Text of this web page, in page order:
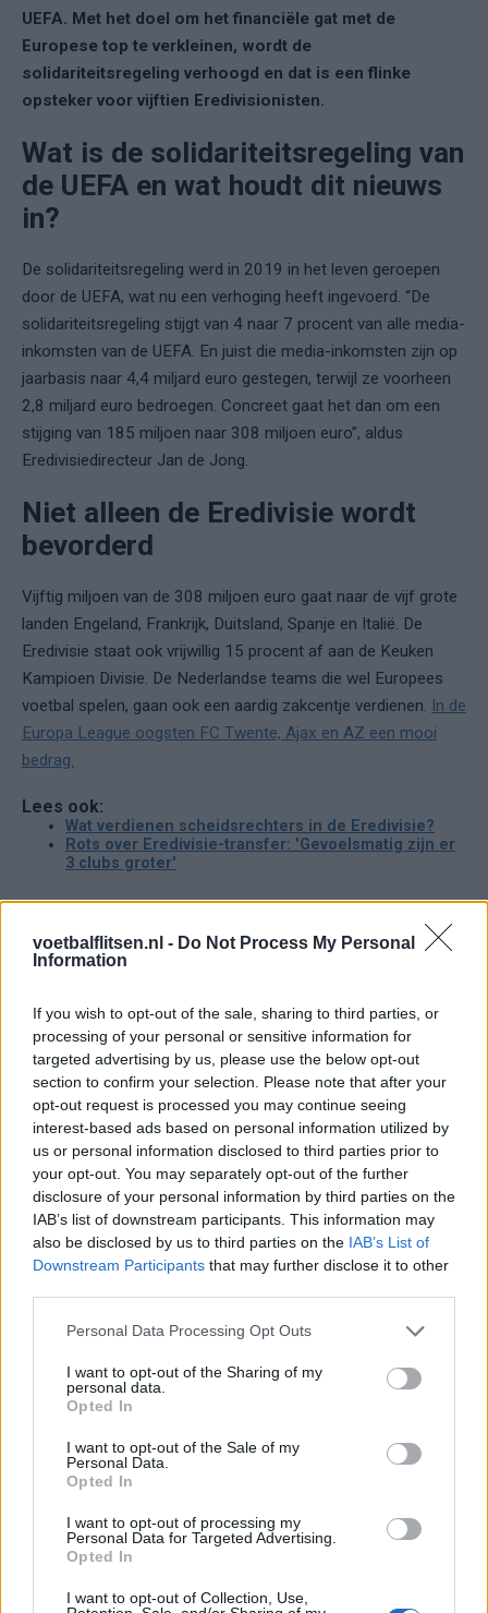
voetbalflitsen.nl - Do Not Process My Personal
Information
If you wish to opt-out of the sale, sharing to third parties, or
processing of your personal or sensitive information for
targeted advertising by us, please use the below opt-out
section to confirm your selection. Please note that after your
opt-out request is processed you may continue seeing
interest-based ads based on personal information utilized by
us or personal information disclosed to third parties prior to
your opt-out. You may separately opt-out of the further
disclosure of your personal information by third parties on the
IAB’s list of downstream participants. This information may
also be disclosed by us to third parties on the IAB’s List of
Downstream Participants that may further disclose it to other
Personal Data Processing Opt Outs
I want to opt-out of the Sharing of my
personal data.
Opted In
I want to opt-out of the Sale of my
Personal Data.
Opted In
I want to opt-out of processing my
Personal Data for Targeted Advertising.
Opted In
I want to opt-out of Collection, Use,
UEFA. Met het doel om het financiële gat met de
Europese top te verkleinen, wordt de
solidariteitsregeling verhoogd en dat is een flinke
opsteker voor vijftien Eredivisionisten.
Wat is de solidariteitsregeling van
de UEFA en wat houdt dit nieuws
in?
De solidariteitsregeling werd in 2019 in het leven geroepen
door de UEFA, wat nu een verhoging heeft ingevoerd. “De
solidariteitsregeling stijgt van 4 naar 7 procent van alle media-
inkomsten van de UEFA. En juist die media-inkomsten zijn op
jaarbasis naar 4,4 miljard euro gestegen, terwijl ze voorheen
2,8 miljard euro bedroegen. Concreet gaat het dan om een
stijging van 185 miljoen naar 308 miljoen euro”, aldus
Eredivisiedirecteur Jan de Jong.
Niet alleen de Eredivisie wordt
bevorderd
Vijftig miljoen van de 308 miljoen euro gaat naar de vijf grote
landen Engeland, Frankrijk, Duitsland, Spanje en Italië. De
Eredivisie staat ook vrijwillig 15 procent af aan de Keuken
Kampioen Divisie. De Nederlandse teams die wel Europees
voetbal spelen, gaan ook een aardig zakcentje verdienen. In de
Europa League oogsten FC Twente, Ajax en AZ een mooi
bedrag.
Lees ook:
Wat verdienen scheidsrechters in de Eredivisie?
Rots over Eredivisie-transfer: 'Gevoelsmatig zijn er
3 clubs groter'
Ajax ziet kans schoon: strijd om Van Rooij barst
Hart gaf de doorslag': Ouazane verkiest Marokko
boven Oranje
Dit verdient Dusan Tadic bij NEC: salaris en
contractdetails
Ajax dicht bij komst Arokodare: huurdeal met
koopoptie van 22 miljoen
Ajax helpt Burnley uit de brand met afgeknipte
sokken na blunder met tenues
appartement op Amsterdamse Zuidas
Ajax: 'Hier gaan fans van genieten'
duels te zien
blijft cruciaal